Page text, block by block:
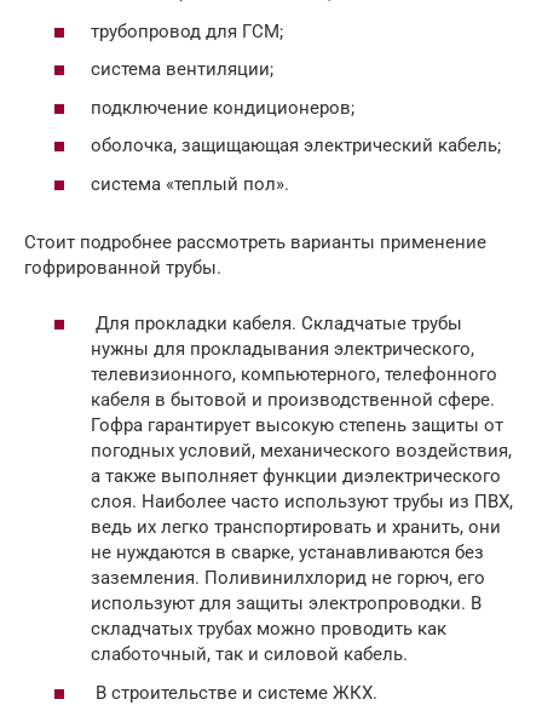
трубопровод для ГСМ;
система вентиляции;
подключение кондиционеров;
оболочка, защищающая электрический кабель;
система «теплый пол».
Стоит подробнее рассмотреть варианты применение
гофрированной трубы.
Для прокладки кабеля. Складчатые трубы
нужны для прокладывания электрического,
телевизионного, компьютерного, телефонного
кабеля в бытовой и производственной сфере.
Гофра гарантирует высокую степень защиты от
погодных условий, механического воздействия,
а также выполняет функции диэлектрического
слоя. Наиболее часто используют трубы из ПВХ,
ведь их легко транспортировать и хранить, они
не нуждаются в сварке, устанавливаются без
заземления. Поливинилхлорид не горюч, его
используют для защиты электропроводки. В
складчатых трубах можно проводить как
слаботочный, так и силовой кабель.
В строительстве и системе ЖКХ.